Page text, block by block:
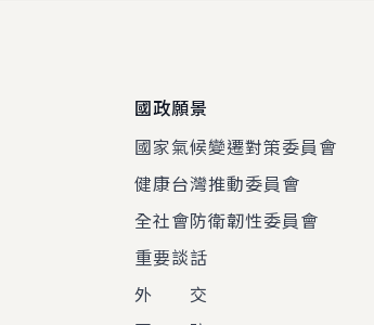
國政願景
國家氣候變遷對策委員會
健康台灣推動委員會
全社會防衛韌性委員會
重要談話
外 交